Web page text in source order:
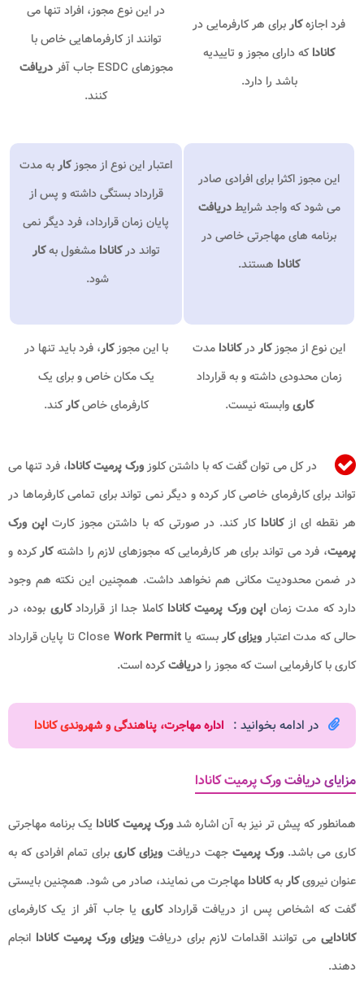
فرد اجازهکاربرای هر کارفرمایی در
کاناداکه دارای مجوز و تاییدیه
باشد را دارد.
در این نوع مجوز، افراد تنها می
توانند از کارفرماهایی خاص با
مجوزهای ESDC جاب آفر
دریافت
کنند.
این مجوز اکثرا برای افرادی صادر
می شود که واجد شرایطدریافت
برنامه های مهاجرتی خاصی در
کانادا هستند.
اعتبار این نوع از مجوزکاربه مدت
قرارداد بستگی داشته و پس از
پایان زمان قرارداد، فرد دیگر نمی
تواند درکانادامشغول بهکار
شود.
این نوع از مجوزکاردرکانادا مدت
زمان محدودی داشته و به قرارداد
کاریوابسته نیست.
با این مجوزکار، فرد باید تنها در
یک مکان خاص و برای یک
کارفرمای خاصکارکند.
در کل می توان گفت که با داشتن کلوزورک پرمیت کانادا، فرد تنها می
تواند برای کارفرمای خاصی کار کرده و دیگر نمی تواند برای تمامی کارفرماها در
هر نقطه ای ازکاناداکار کند. در صورتی که با داشتن مجوز کارتاپن ورک
پرمیت، فرد می تواند برای هر کارفرمایی که مجوزهای لازم را داشتهکارکرده و
در ضمن محدودیت مکانی هم نخواهد داشت. همچنین این نکته هم وجود
دارد که مدت زمان اپن ورک پرمیت کانادا کاملا جدا از قراردادکاری بوده، در
حالی که مدت اعتبار ویزای کاربسته یا CloseWork Permit
تا پایان قرارداد
کاری با کارفرمایی است که مجوز را دریافتکرده است.
در ادامه بخوانید : اداره مهاجرت، پناهندگی و شهروندی کانادا​
مزایای دریافت ورک پرمیت کانادا
همانطور که پیش تر نیز به آن اشاره شدورک پرمیت کانادا یک برنامه مهاجرتی
کاری می باشد.ورک پرمیت جهت دریافت ویزای کاری برای تمام افرادی که به
عنوان نیرویکاربهکانادا مهاجرت می نمایند، صادر می شود. همچنین بایستی
گفت که اشخاص پس از دریافت قراردادکاری یا جاب آفر از یک کارفرمای
کانادایی می توانند اقدامات لازم برای دریافت ویزای ورک پرمیت کانادا انجام
دهند.